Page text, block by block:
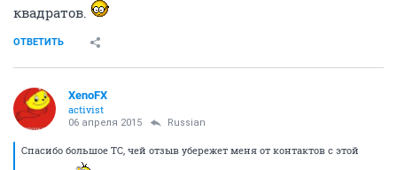
квадратов.
ОТВЕТИТЬ
XenoFX
activist
06 апреля 2015 Russian
Спасибо большое ТС, чей отзыв убережет меня от контактов с этой